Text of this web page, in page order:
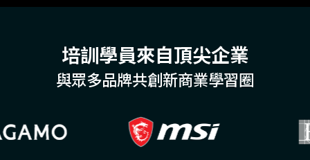
培訓學員來自頂尖企業
與眾多品牌共創新商業學習圈